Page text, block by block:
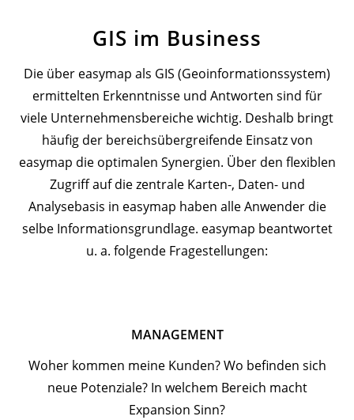
GIS im Business
Die über easymap als GIS (Geoinformationssystem)
ermittelten Erkenntnisse und Antworten sind für
viele Unternehmensbereiche wichtig. Deshalb bringt
häufig der bereichsübergreifende Einsatz von
easymap die optimalen Synergien. Über den flexiblen
Zugriff auf die zentrale Karten-, Daten- und
Analysebasis in easymap haben alle Anwender die
selbe Informationsgrundlage. easymap beantwortet
u. a. folgende Fragestellungen:
MANAGEMENT
Woher kommen meine Kunden? Wo befinden sich
neue Potenziale? In welchem Bereich macht
Expansion Sinn?